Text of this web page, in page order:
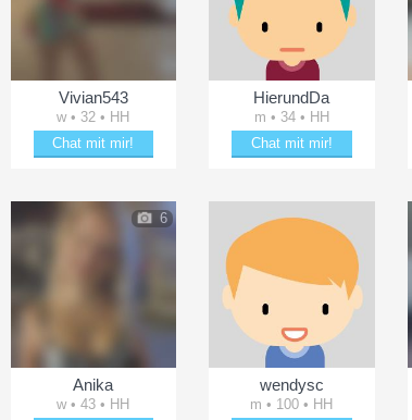
Vivian543
w • 32 • HH
Chat mit mir!
HierundDa
m • 34 • HH
Chat mit mir!
6
Anika
w • 43 • HH
wendysc
m • 100 • HH